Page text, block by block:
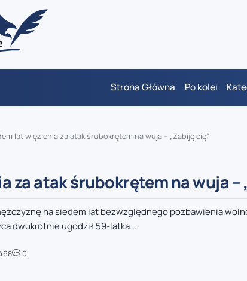
Strona Główna Po kolei
lat więzienia za atak śrubokrętem na wuja – „Zabiję cię”
za atak śrubokrętem na wuja –
na siedem lat bezwzględnego pozbawienia
dwukrotnie ugodził 59-latka...
0